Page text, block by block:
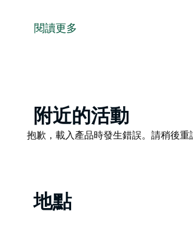
銅山酒店（Coppers Hill）是一家全
- 一間寬敞的獨立式公寓，適合長期入
此外，飯店還提供路邊室內停車位，
閱讀更多
Product
List
附近的活動
Product
抱歉，載入產品時發生錯誤。請稍後重
地點